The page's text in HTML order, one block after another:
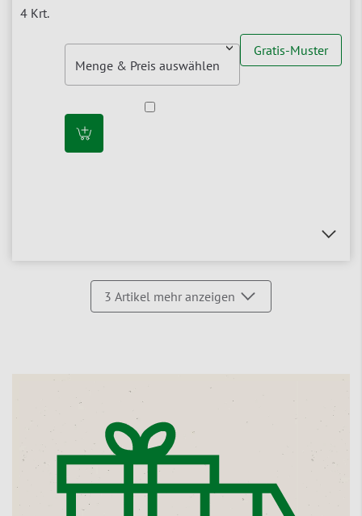
Gratis-Muster
3 Artikel mehr anzeigen